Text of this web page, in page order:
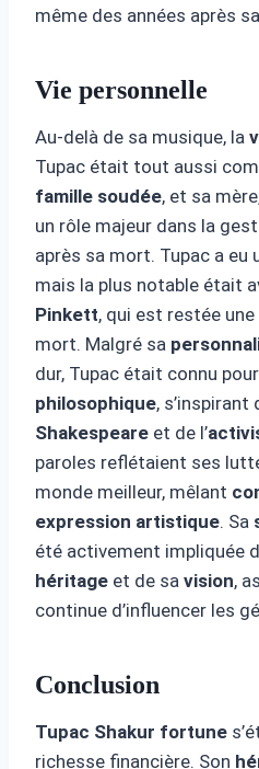
même des années après
Vie personnelle
Au-delà de sa musique, la
Tupac était tout aussi
famille soudée, et sa
un rôle majeur dans la
après sa mort. Tupac a eu
mais la plus notable était
Pinkett, qui est restée une
mort. Malgré sa
dur, Tupac était connu
philosophique,
Shakespeare et de l’
paroles reflétaient ses
monde meilleur, mêlant
expression artistique. Sa
été activement impliquée
héritage et de sa vision,
continue d’influencer les
Conclusion
Tupac Shakur fortune
richesse financière. Son